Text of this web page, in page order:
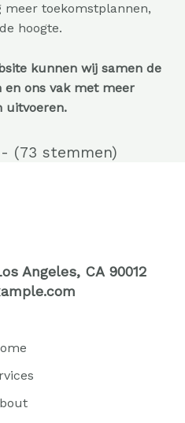
meer toekomstplannen,
hoogte.
kunnen wij samen de
ons vak met meer
uitvoeren.
(73 stemmen)
Angeles, CA 90012